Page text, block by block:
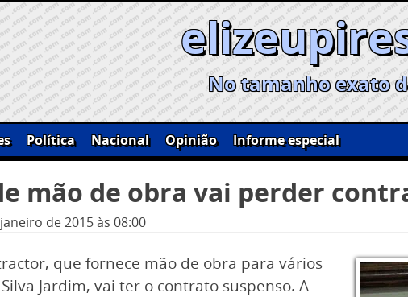
No tamanho exato
Política Nacional Opinião
Informe especial
mão de obra vai perder
de 2015às 08:00
que fornece mão de obra para vários
Jardim, vai ter o contrato suspenso. A